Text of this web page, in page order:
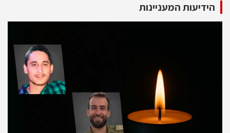
הידיעות המעניינות